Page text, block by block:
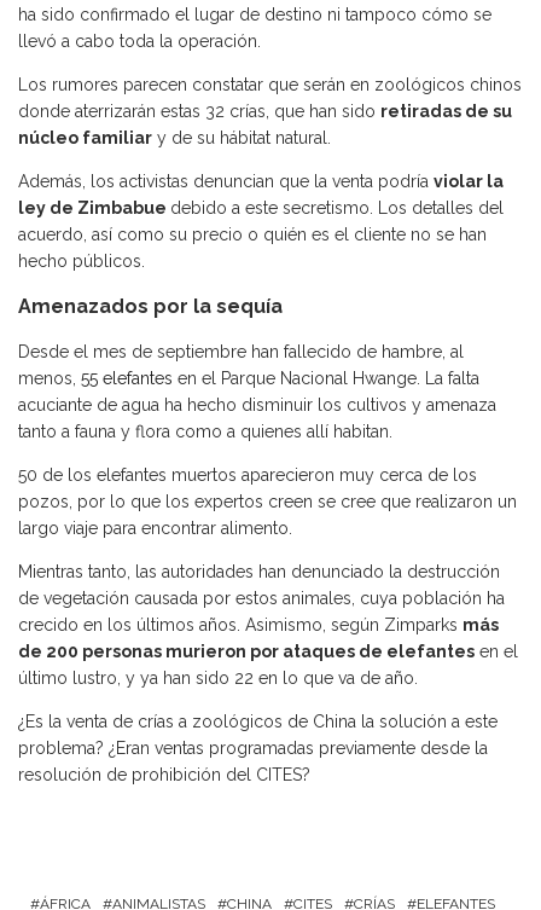
ha sido confirmado el lugar de destino ni tampoco cómo se
llevó a cabo toda la operación.
Los rumores parecen constatar que serán en zoológicos chinos
donde aterrizarán estas 32 crías, que han sido retiradas de su
núcleo familiar y de su hábitat natural.
Además, los activistas denuncian que la venta podría violar la
ley de Zimbabue debido a este secretismo. Los detalles del
acuerdo, así como su precio o quién es el cliente no se han
hecho públicos.
Amenazados por la sequía
Desde el mes de septiembre han fallecido de hambre, al
menos, 55 elefantes en el Parque Nacional Hwange. La falta
acuciante de agua ha hecho disminuir los cultivos y amenaza
tanto a fauna y flora como a quienes allí habitan.
50 de los elefantes muertos aparecieron muy cerca de los
pozos, por lo que los expertos creen se cree que realizaron un
largo viaje para encontrar alimento.
Mientras tanto, las autoridades han denunciado la destrucción
de vegetación causada por estos animales, cuya población ha
crecido en los últimos años. Asimismo, según Zimparks más
de 200 personas murieron por ataques de elefantes en el
último lustro, y ya han sido 22 en lo que va de año.
¿Es la venta de crías a zoológicos de China la solución a este
problema? ¿Eran ventas programadas previamente desde la
resolución de prohibición del CITES?
ÁFRICA ANIMALISTAS CHINA CITES CRÍAS ELEFANTES